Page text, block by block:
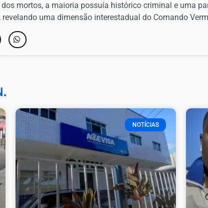
mortos, a maioria possuía histórico criminal e uma
uma dimensão interestadual do Comando
NOTÍCIAS